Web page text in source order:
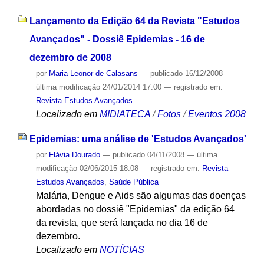
Lançamento da Edição 64 da Revista "Estudos
Avançados" - Dossiê Epidemias - 16 de
dezembro de 2008
por Maria Leonor de Calasans — publicado16/12/2008 —
última modificação24/01/2014 17:00 — registrado em:
Revista Estudos Avançados
Localizado em MIDIATECA /Fotos /Eventos 2008
Epidemias: uma análise de 'Estudos Avançados'
por Flávia Dourado — publicado04/11/2008 — última
modificação02/06/2015 18:08 — registrado em: Revista
Estudos Avançados, Saúde Pública
Malária, Dengue e Aids são algumas das doenças
abordadas no dossiê "Epidemias" da edição 64
da revista, que será lançada no dia 16 de
dezembro.
Localizado em NOTÍCIAS